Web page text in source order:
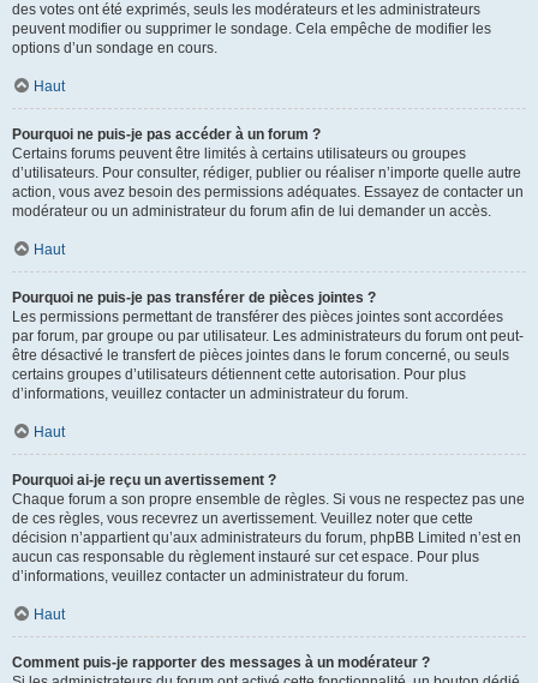
des votes ont été exprimés, seuls les modérateurs et les administrateurs
peuvent modifier ou supprimer le sondage. Cela empêche de modifier les
options d’un sondage en cours.
Haut
Pourquoi ne puis-je pas accéder à un forum ?
Certains forums peuvent être limités à certains utilisateurs ou groupes
d’utilisateurs. Pour consulter, rédiger, publier ou réaliser n’importe quelle autre
action, vous avez besoin des permissions adéquates. Essayez de contacter un
modérateur ou un administrateur du forum afin de lui demander un accès.
Haut
Pourquoi ne puis-je pas transférer de pièces jointes ?
Les permissions permettant de transférer des pièces jointes sont accordées
par forum, par groupe ou par utilisateur. Les administrateurs du forum ont peut-
être désactivé le transfert de pièces jointes dans le forum concerné, ou seuls
certains groupes d’utilisateurs détiennent cette autorisation. Pour plus
d’informations, veuillez contacter un administrateur du forum.
Haut
Pourquoi ai-je reçu un avertissement ?
Chaque forum a son propre ensemble de règles. Si vous ne respectez pas une
de ces règles, vous recevrez un avertissement. Veuillez noter que cette
décision n’appartient qu’aux administrateurs du forum, phpBB Limited n’est en
aucun cas responsable du règlement instauré sur cet espace. Pour plus
d’informations, veuillez contacter un administrateur du forum.
Haut
Comment puis-je rapporter des messages à un modérateur ?